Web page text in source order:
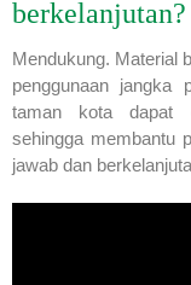
berkelanjutan?
Mendukung. Material
penggunaan jangka
taman kota dapat
sehingga membantu
jawab dan